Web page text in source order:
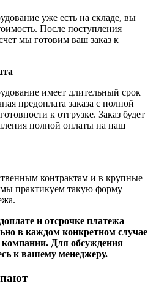
уже есть на складе, вы
После поступления
мы готовим ваш заказ к
имеет длительный срок
предоплата заказа с полной
к отгрузке. Заказ будет
полной оплаты на наш
контрактам и в крупные
практикуем такую форму
и отсрочке платежа
в каждом конкретном случае
компании. Для обсуждения
к вашему менеджеру.